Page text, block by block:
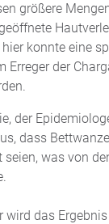
größere
konnte eine
Erreger der
der
dass
seien, was von
wird das